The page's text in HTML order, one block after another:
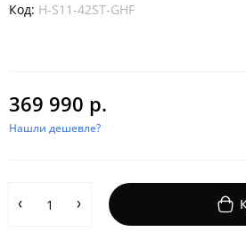
Код: H-S11-42ST-GHF
369 990 р.
Нашли дешевле?